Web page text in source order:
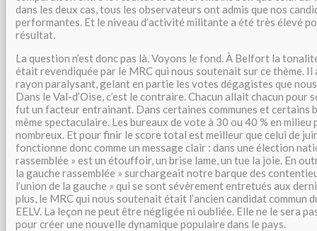
dans les deux cas, tous les observateurs ont admis que nos
performantes. Et le niveau d’activité militante a été très élevé
résultat.
La question n’est donc pas là. Voyons le fond. À Belfort la
était revendiquée par le MRC qui nous soutenait sur ce thème. Il
rayon paralysant, gelant en partie les votes dégagistes que
Dans le Val-d’Oise, c’est le contraire. Chacun allait chacun pour
fut un facteur entrainant. Dans certaines communes et certains
même spectaculaire. Les bureaux de vote à 30 ou 40 % en
nombreux. Et pour finir le score total est meilleur que celui de
fonctionne donc comme un message clair : dans une élection
rassemblée » est un étouffoir, un brise lame, un tue la joie. En
la gauche rassemblée » surchargeait notre barque des
l’union de la gauche » qui se sont sévèrement entretués aux
plus, le MRC qui nous soutenait était l’ancien candidat commun
EELV. La leçon ne peut être négligée ni oubliée. Elle ne le sera
pour créer une nouvelle dynamique populaire dans le pays.